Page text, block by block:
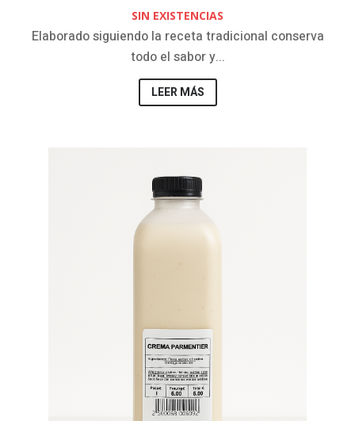
SIN EXISTENCIAS
Elaborado siguiendo la receta tradicional conserva
todo el sabor y...
LEER MÁS